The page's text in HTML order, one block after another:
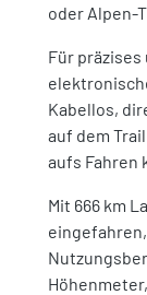
oder Alpen-
Für
Kabellos,
auf dem
aufs Fahren
Mit 666 km